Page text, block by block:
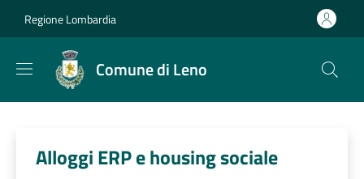
Regione Lombardia
Comune di Leno
Alloggi ERP e housing sociale